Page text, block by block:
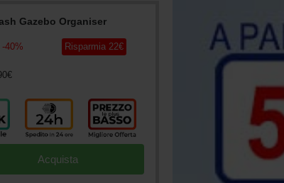
Gazebo Organiser
-40%
€
Risparmia 22€
Acquista